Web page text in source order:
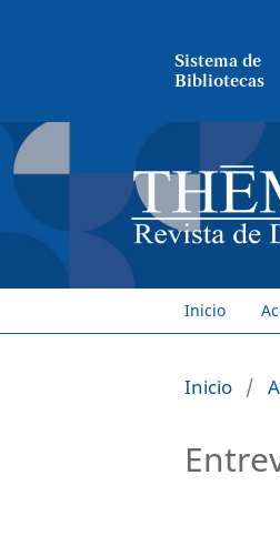
Sistema de
Bibliotecas
Inicio
Inicio /